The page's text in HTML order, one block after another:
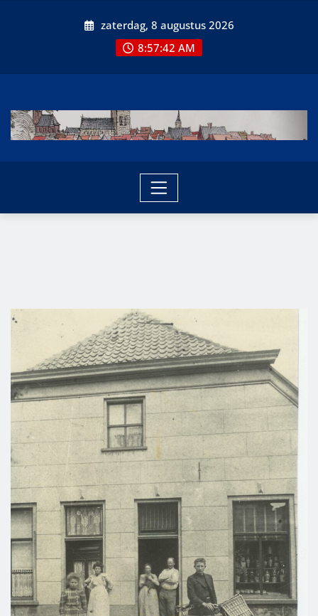
zaterdag, 8 augustus 2026
8:57:43 AM